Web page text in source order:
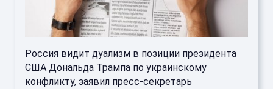
Россия видит дуализм в позиции президента
США Дональда Трампа по украинскому
конфликту, заявил пресс-секретарь